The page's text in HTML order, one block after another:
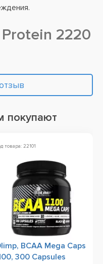
2220
покупают
товара: 22101
BCAA Mega Caps
300 Capsules